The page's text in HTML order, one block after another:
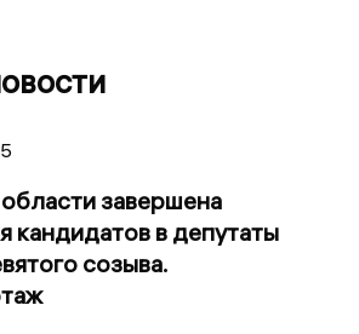
завершена
кандидатов в депутаты
созыва.